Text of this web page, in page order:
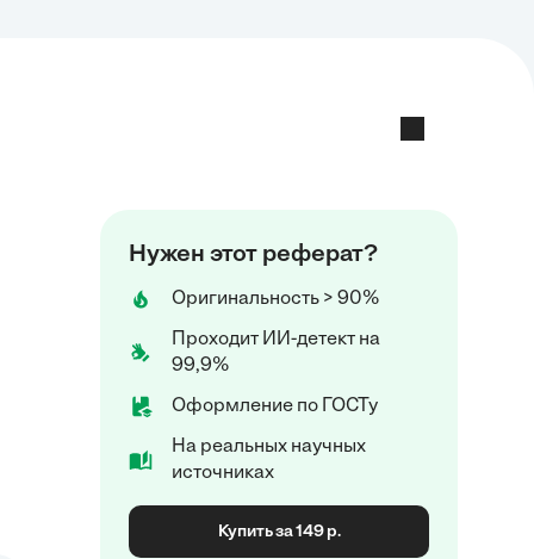
Нужен этот реферат?
Оригинальность > 90%
Проходит ИИ-детект на
99,9%
Оформление по ГОСТу
На реальных научных
источниках
Купить за 149 р.